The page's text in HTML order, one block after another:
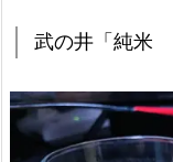
武の井「純米